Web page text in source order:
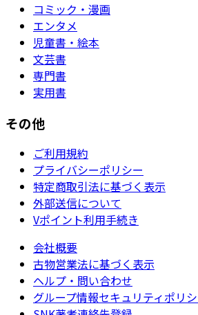
コミック・漫画
エンタメ
児童書・絵本
文芸書
専門書
実用書
その他
ご利用規約
プライバシーポリシー
特定商取引法に基づく表示
外部送信について
Vポイント利用手続き
会社概要
古物営業法に基づく表示
ヘルプ・問い合わせ
グループ情報セキュリティポリ